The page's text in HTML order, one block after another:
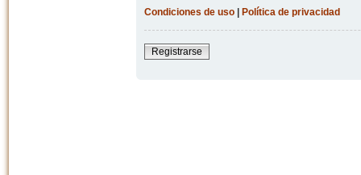
Condiciones de uso| Política de privacidad
Registrarse